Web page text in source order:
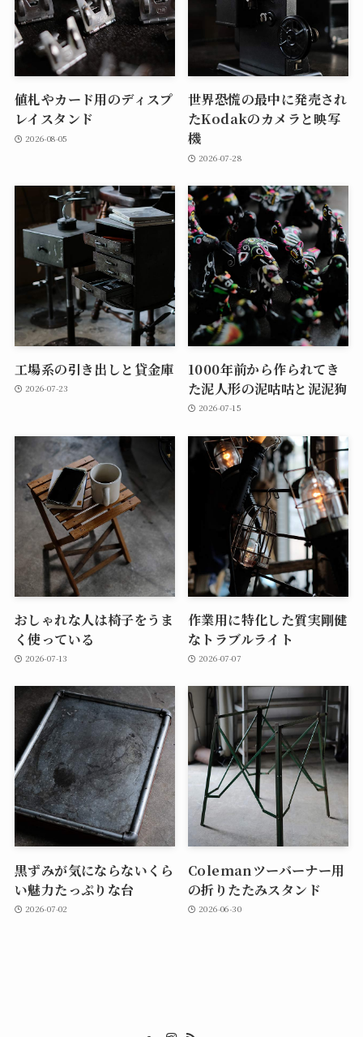
値札やカード用のディスプ
レイスタンド
2026-08-05
世界恐慌の最中に発売され
たKodakのカメラと映写
機
2026-07-28
工場系の引き出しと貸金庫
2026-07-23
1000年前から作られてき
た泥人形の泥咕咕と泥泥狗
2026-07-15
おしゃれな人は椅子をうま
く使っている
2026-07-13
作業用に特化した質実剛健
なトラブルライト
2026-07-07
黒ずみが気にならないくら
い魅力たっぷりな台
2026-07-02
Colemanツーバーナー用
の折りたたみスタンド
2026-06-30